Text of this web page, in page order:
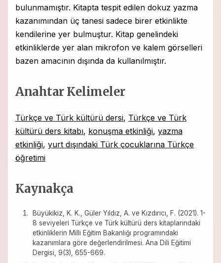
bulunmamıştır. Kitapta tespit edilen dokuz yazma
kazanımından üç tanesi sadece birer etkinlikte
kendilerine yer bulmuştur. Kitap genelindeki
etkinliklerde yer alan mikrofon ve kalem görselleri
bazen amacının dışında da kullanılmıştır.
Anahtar Kelimeler
Türkçe ve Türk kültürü dersi, Türkçe ve Türk
kültürü ders kitabı, konuşma etkinliği, yazma
etkinliği, yurt dışındaki Türk çocuklarına Türkçe
öğretimi
Kaynakça
Büyükikiz, K. K., Güler Yıldız, A. ve Kızdırıcı, F. (2021). 1-
8 seviyeleri Türkçe ve Türk kültürü ders kitaplarındaki
etkinliklerin Milli Eğitim Bakanlığı programındaki
kazanımlara göre değerlendirilmesi. Ana Dili Eğitimi
Dergisi, 9(3), 655-669.